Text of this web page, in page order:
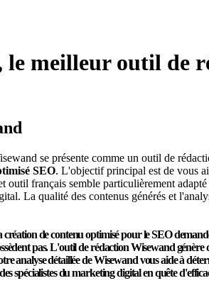
le meilleur outil de
se présente comme un outil de
SEO. L'objectif principal est de vous
outil français semble particulièrement
La qualité des contenus générés et
création de contenu optimisé pour le SEO
pas. L'outil de rédactionWisewand génère
analyse détaillée de Wisewand vous aide à
spécialistes du marketing digital en quête